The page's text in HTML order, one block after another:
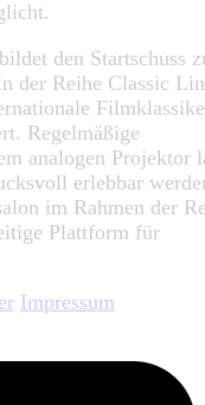
den Startschuss
der Reihe Classic
Regelmäßige
analogen Projektor
erlebbar
im Rahmen der
Plattform für
Impressum